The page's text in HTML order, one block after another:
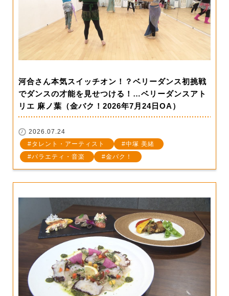
河合さん本気スイッチオン！？ベリーダンス初挑戦
でダンスの才能を見せつける！…ベリーダンスアト
リエ 麻ノ葉（金バク！2026年7月24日OA）
2026.07.24
タレント・アーティスト
中塚 美緒
バラエティ・音楽
金バク！